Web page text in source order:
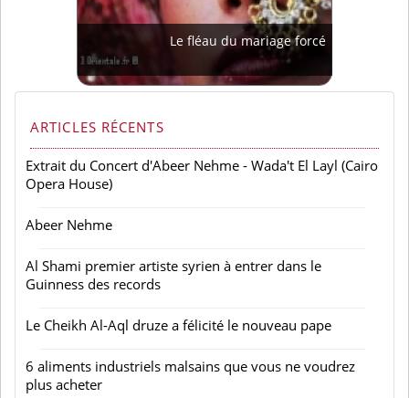
Le fléau du mariage forcé
ARTICLES RÉCENTS
Extrait du Concert d'Abeer Nehme - Wada't El Layl (Cairo
Opera House)
Abeer Nehme
Al Shami premier artiste syrien à entrer dans le
Guinness des records
Le Cheikh Al-Aql druze a félicité le nouveau pape
6 aliments industriels malsains que vous ne voudrez
plus acheter